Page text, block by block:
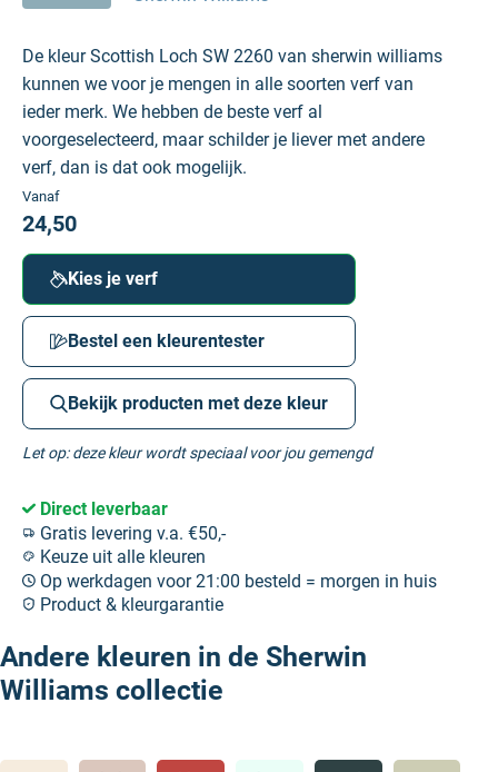
De kleur Scottish Loch SW 2260 van sherwin williams
kunnen we voor je mengen in alle soorten verf van
ieder merk. We hebben de beste verf al
voorgeselecteerd, maar schilder je liever met andere
verf, dan is dat ook mogelijk.
Vanaf
24,50
Kies je verf
Bestel een kleurentester
Bekijk producten met deze kleur
Let op: deze kleur wordt speciaal voor jou gemengd
Direct leverbaar
Gratis levering v.a. €50,-
Keuze uit alle kleuren
Op werkdagen voor 21:00 besteld = morgen in huis
Product & kleurgarantie
Andere kleuren in de Sherwin
Williams collectie